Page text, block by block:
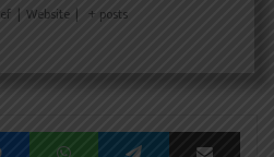
| Website | + posts
MessengerWhatsAppTelegram Share via Email